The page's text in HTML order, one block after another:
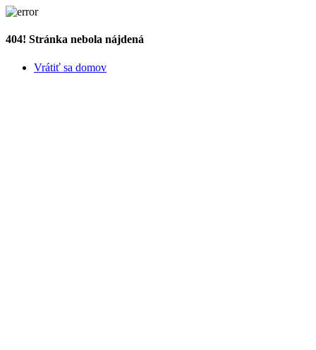
404! Stránka nebola nájdená
Vrátiť sa domov